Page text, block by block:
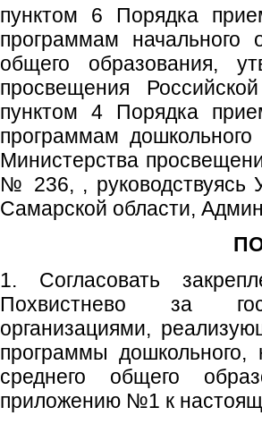
пунктом 6 Порядка
программам начального
общего образования,
просвещения
пунктом 4 Порядка
программам дошкольного
Министерства
№ 236, , руководствуясь
Самарской области,
1. Согласовать
Похвистнево за
организациями,
программы дошкольного,
среднего общего
приложению №1 к